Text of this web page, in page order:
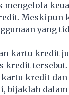
mengelola
Meskipun
yang
kartu kredit
kredit
kredit
bijaklah